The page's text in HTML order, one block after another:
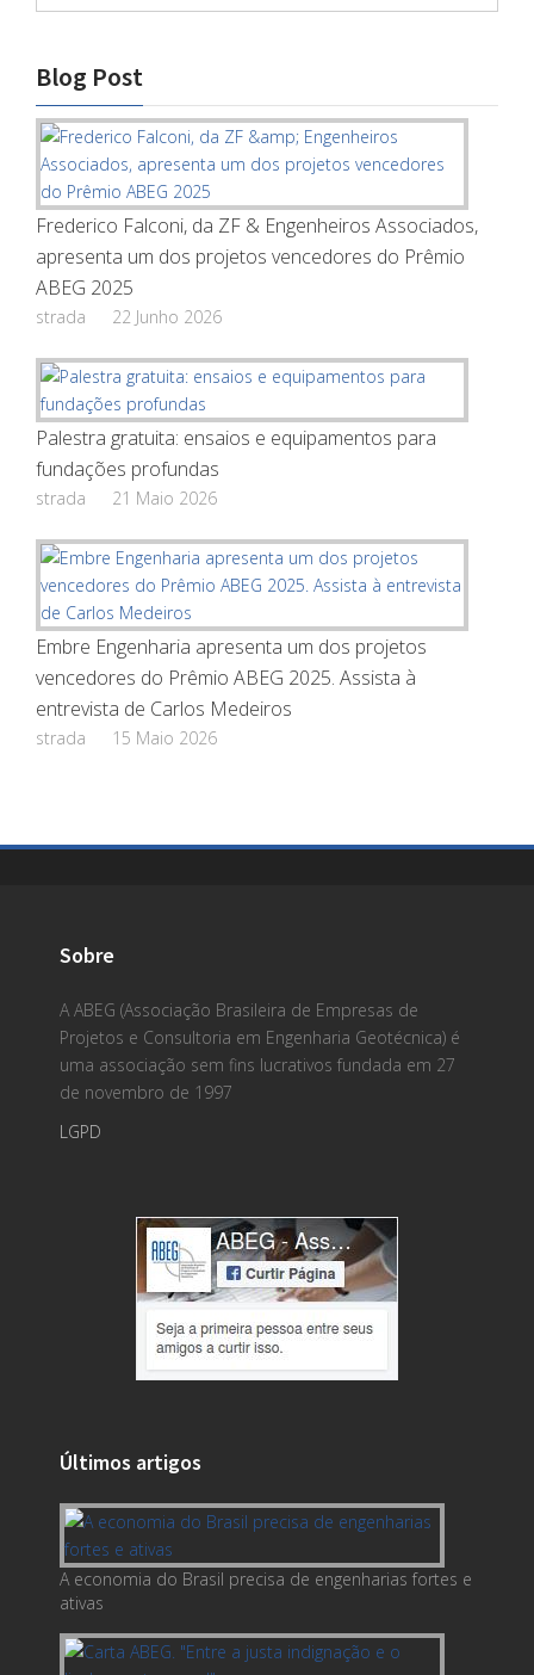
Blog Post
Frederico Falconi, da ZF & Engenheiros Associados,
apresenta um dos projetos vencedores do Prêmio
ABEG 2025
strada 22 Junho 2026
Palestra gratuita: ensaios e equipamentos para
fundações profundas
strada 21 Maio 2026
Embre Engenharia apresenta um dos projetos
vencedores do Prêmio ABEG 2025. Assista à
entrevista de Carlos Medeiros
strada 15 Maio 2026
Sobre
A ABEG (Associação Brasileira de Empresas de
Projetos e Consultoria em Engenharia Geotécnica) é
uma associação sem fins lucrativos fundada em 27
de novembro de 1997
LGPD
Últimos artigos
A economia do Brasil precisa de engenharias fortes e
ativas